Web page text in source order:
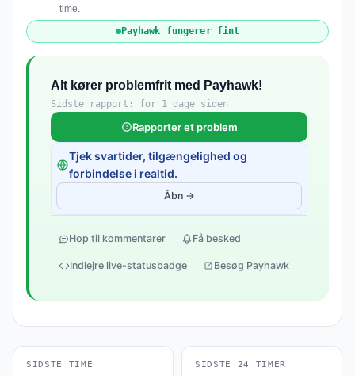
time.
Payhawk fungerer fint
Alt kører problemfrit med Payhawk!
Sidste rapport: for 1 dage siden
Rapporter et problem
Tjek svartider, tilgængelighed og
forbindelse i realtid.
Åbn →
Hop til kommentarer Få besked
Indlejre live-statusbadge Besøg Payhawk
SIDSTE TIME SIDSTE 24 TIMER